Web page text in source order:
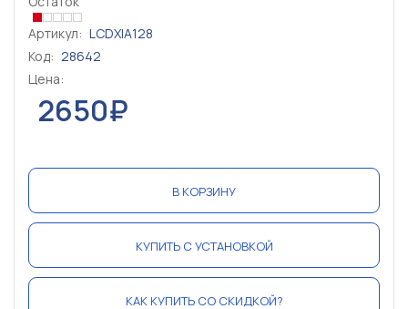
Артикул: LCDXIA128
Код: 28642
Цена:
2650₽
В КОРЗИНУ
КУПИТЬ С УСТАНОВКОЙ
КАК КУПИТЬ СО СКИДКОЙ?